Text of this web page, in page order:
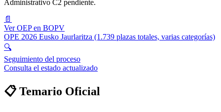
Administrativo C2 pendiente.
📄
Ver OEP en BOPV
OPE 2026 Eusko Jaurlaritza (1.739 plazas totales, varias categorías)
🔍
Seguimiento del proceso
Consulta el estado actualizado
📋 Temario Oficial